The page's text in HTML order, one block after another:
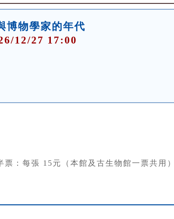
博物學家的年代
12/27 17:00
票：每張 15元（本館及古生物館一票共用